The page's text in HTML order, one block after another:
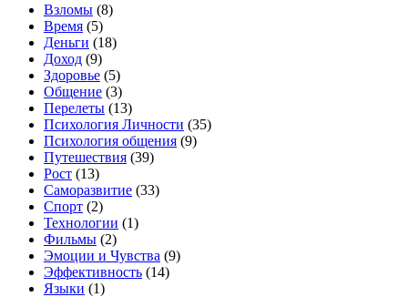
Взломы (8)
Время (5)
Деньги (18)
Доход (9)
Здоровье (5)
Общение (3)
Перелеты (13)
Психология Личности (35)
Психология общения (9)
Путешествия (39)
Рост (13)
Саморазвитие (33)
Спорт (2)
Технологии (1)
Фильмы (2)
Эмоции и Чувства (9)
Эффективность (14)
Языки (1)